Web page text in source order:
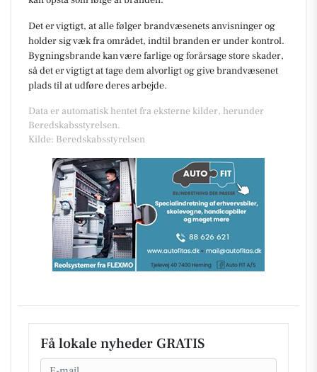
Det er vigtigt, at alle følger brandvæsenets anvisninger og
holder sig væk fra området, indtil branden er under kontrol.
Bygningsbrande kan være farlige og forårsage store skader,
så det er vigtigt at tage dem alvorligt og give brandvæsenet
plads til at udføre deres arbejde.
Data er automatisk hentet fra eksterne kilder, herunder
Beredskabsstyrelsen.
Kilde: Beredskabsstyrelsen
Få lokale nyheder GRATIS
Email